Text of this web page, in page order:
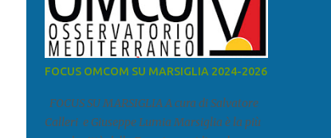
FOCUS OMCOM SU MARSIGLIA 2024-2026
FOCUS SU MARSIGLIA A cura di Salvatore
Calleri e Giuseppe Lumia Marsiglia è la più